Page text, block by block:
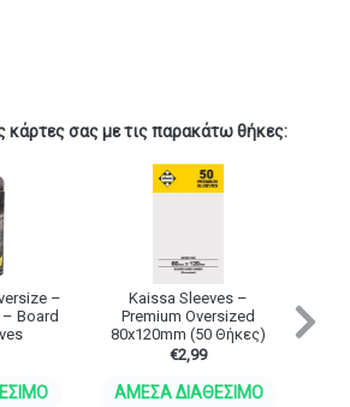
κάρτες σας με τις παρακάτω θήκες:
–
Board
Kaissa Sleeves –
Premium Oversized
80x120mm (50 Θήκες)
€2,99
ΆΜΕΣΑ ΔΙΑΘΈΣΙΜΟ